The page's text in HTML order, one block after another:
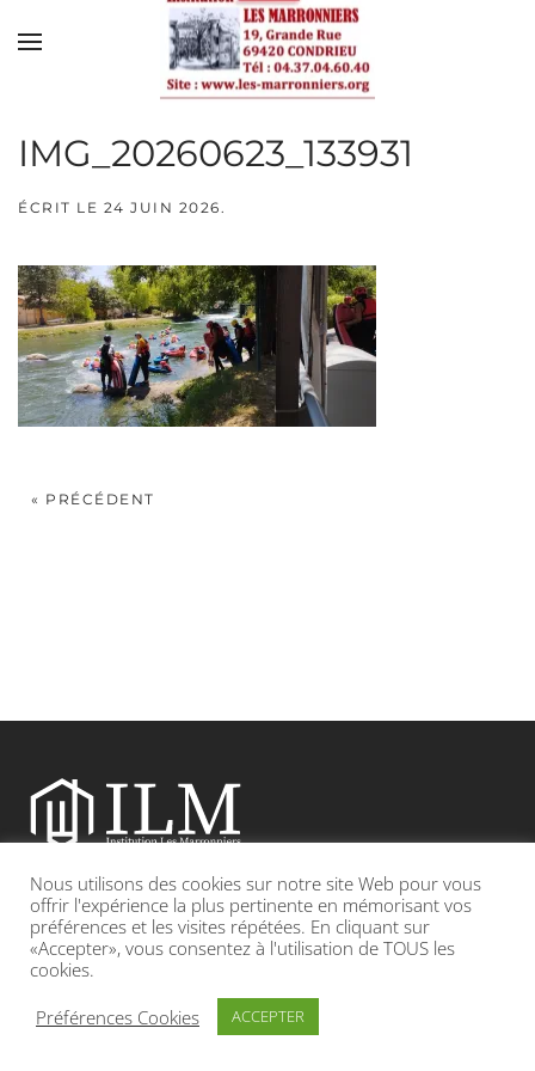
Skip to main content
IMG_20260623_133931
ÉCRIT LE 24 JUIN 2026.
« PRÉCÉDENT
Etablissement catholique sous contrat d’association avec l’Etat
Adresse : 19, Grande rue 69420 CONDRIEU
INFOS LÉGALES POLITIQUE DE CONFIDENTIALITÉ
Nous utilisons des cookies sur notre site Web pour vous
offrir l'expérience la plus pertinente en mémorisant vos
préférences et les visites répétées. En cliquant sur
«Accepter», vous consentez à l'utilisation de TOUS les
cookies.
Préférences Cookies
ACCEPTER